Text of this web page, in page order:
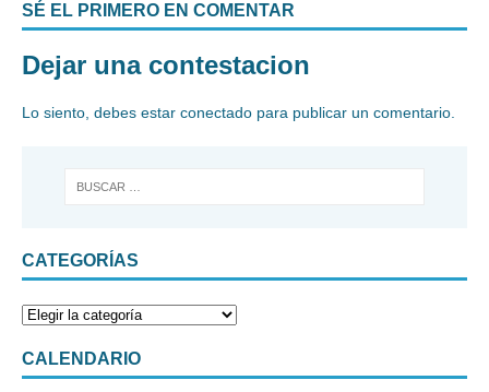
SÉ EL PRIMERO EN COMENTAR
Dejar una contestacion
Lo siento, debes estar conectado para publicar un comentario.
CATEGORÍAS
CALENDARIO